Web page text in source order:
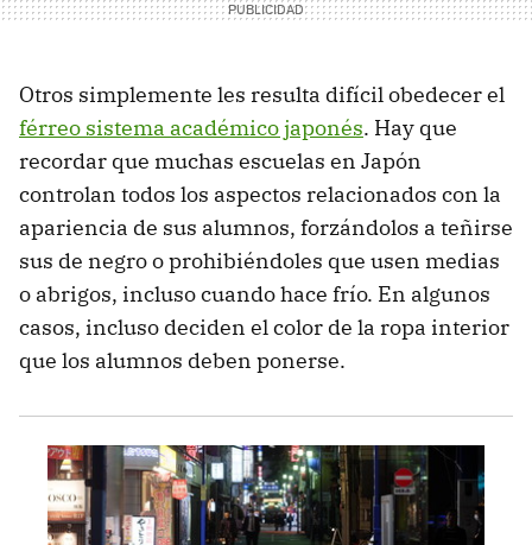
Otros simplemente les resulta difícil obedecer el
férreo sistema académico japonés. Hay que
recordar que muchas escuelas en Japón
controlan todos los aspectos relacionados con la
apariencia de sus alumnos, forzándolos a teñirse
sus de negro o prohibiéndoles que usen medias
o abrigos, incluso cuando hace frío. En algunos
casos, incluso deciden el color de la ropa interior
que los alumnos deben ponerse.